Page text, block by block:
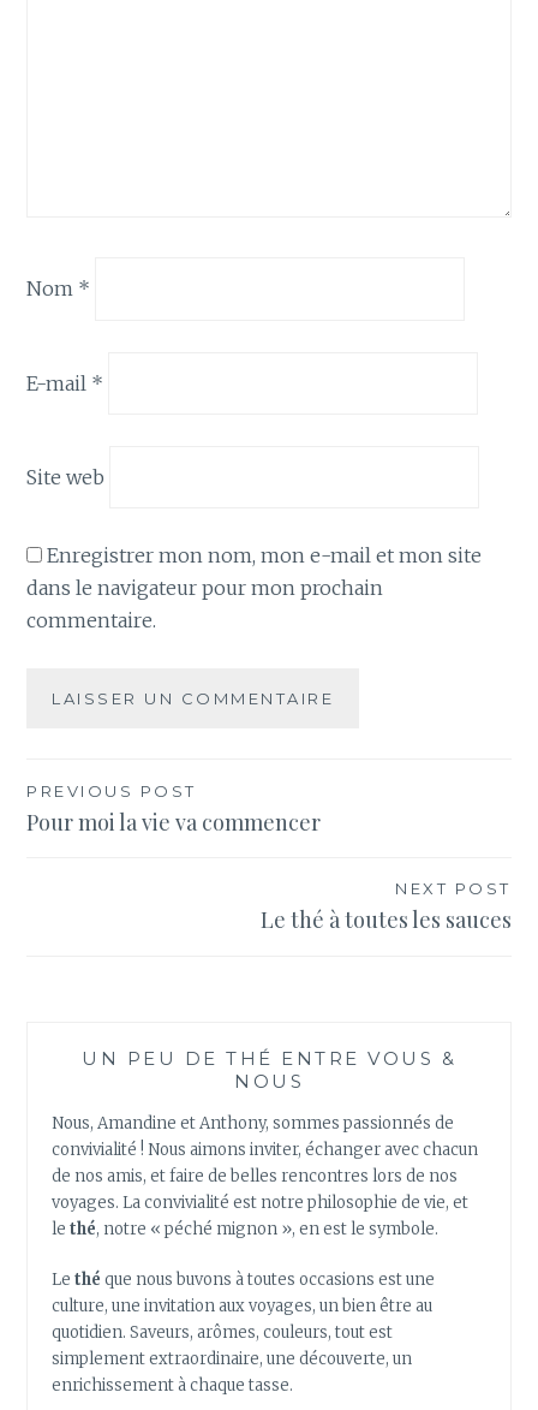
Nom *
E-mail *
Site web
Enregistrer mon nom, mon e-mail et mon site
dans le navigateur pour mon prochain
commentaire.
Navigation
de
PREVIOUS POST
Pour moi la vie va commencer
NEXT POST
Le thé à toutes les sauces
UN PEU DE THÉ ENTRE VOUS &
NOUS
Nous, Amandine et Anthony, sommes passionnés de
convivialité ! Nous aimons inviter, échanger avec chacun
de nos amis, et faire de belles rencontres lors de nos
voyages. La convivialité est notre philosophie de vie, et
lethé, notre « péché mignon », en est le symbole.
Lethé que nous buvons à toutes occasions est une
culture, une invitation aux voyages, un bien être au
quotidien. Saveurs, arômes, couleurs, tout est
simplement extraordinaire, une découverte, un
enrichissement à chaque tasse.